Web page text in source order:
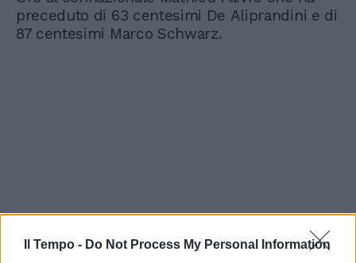
Il Tempo - Do Not Process My Personal Information
preceduto di 63 centesimi De Aliprandini e di
87 centesimi Marco Schwarz.